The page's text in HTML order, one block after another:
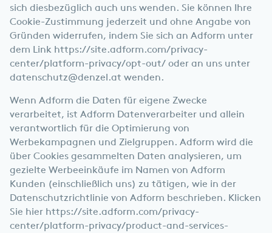
sich diesbezüglich auch uns wenden. Sie können Ihre
Cookie-Zustimmung jederzeit und ohne Angabe von
Gründen widerrufen, indem Sie sich an Adform unter
dem Link https://site.adform.com/privacy-
center/platform-privacy/opt-out/oder an uns unter
datenschutz@denzel.at wenden.
Wenn Adform die Daten für eigene Zwecke
verarbeitet, ist Adform Datenverarbeiter und allein
verantwortlich für die Optimierung von
Werbekampagnen und Zielgruppen. Adform wird die
über Cookies gesammelten Daten analysieren, um
gezielte Werbeeinkäufe im Namen von Adform
Kunden (einschließlich uns) zu tätigen, wie in der
Datenschutzrichtlinie von Adform beschrieben. Klicken
Sie hier https://site.adform.com/privacy-
center/platform-privacy/product-and-services-